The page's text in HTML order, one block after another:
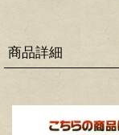
商品詳細